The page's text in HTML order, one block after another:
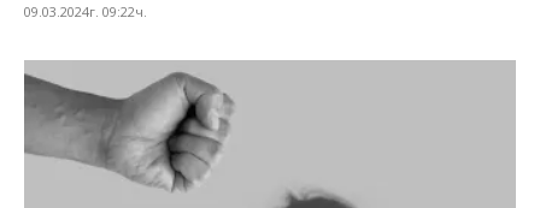
09.03.2024г. 09:22ч.